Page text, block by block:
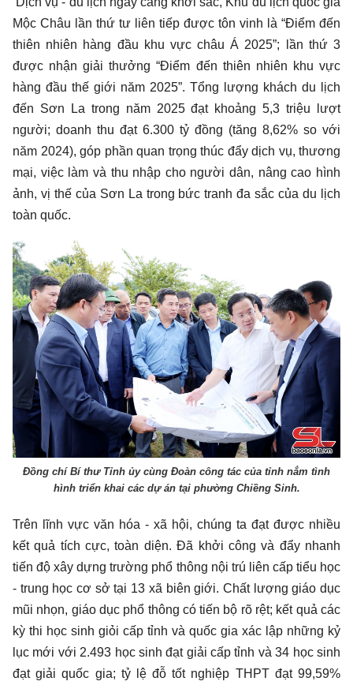
Mộc Châu lần thứ tư liên tiếp được tôn vinh là “Điểm đến
thiên nhiên hàng đầu khu vực châu Á 2025”; lần thứ 3
được nhận giải thưởng “Điểm đến thiên nhiên khu vực
hàng đầu thế giới năm 2025”. Tổng lượng khách du lịch
đến Sơn La trong năm 2025 đạt khoảng 5,3 triệu lượt
người; doanh thu đạt 6.300 tỷ đồng (tăng 8,62% so với
năm 2024), góp phần quan trọng thúc đẩy dịch vụ, thương
mại, việc làm và thu nhập cho người dân, nâng cao hình
ảnh, vị thế của Sơn La trong bức tranh đa sắc của du lịch
toàn quốc.
Đồng chí Bí thư Tỉnh ủy cùng Đoàn công tác của tỉnh nắm tình
hình triển khai các dự án tại phường Chiềng Sinh.
Trên lĩnh vực văn hóa - xã hội, chúng ta đạt được nhiều
kết quả tích cực, toàn diện. Đã khởi công và đẩy nhanh
tiến độ xây dựng trường phổ thông nội trú liên cấp tiểu học
- trung học cơ sở tại 13 xã biên giới. Chất lượng giáo dục
mũi nhọn, giáo dục phổ thông có tiến bộ rõ rệt; kết quả các
kỳ thi học sinh giỏi cấp tỉnh và quốc gia xác lập những kỷ
lục mới với 2.493 học sinh đạt giải cấp tỉnh và 34 học sinh
đạt giải quốc gia; tỷ lệ đỗ tốt nghiệp THPT đạt 99,59%